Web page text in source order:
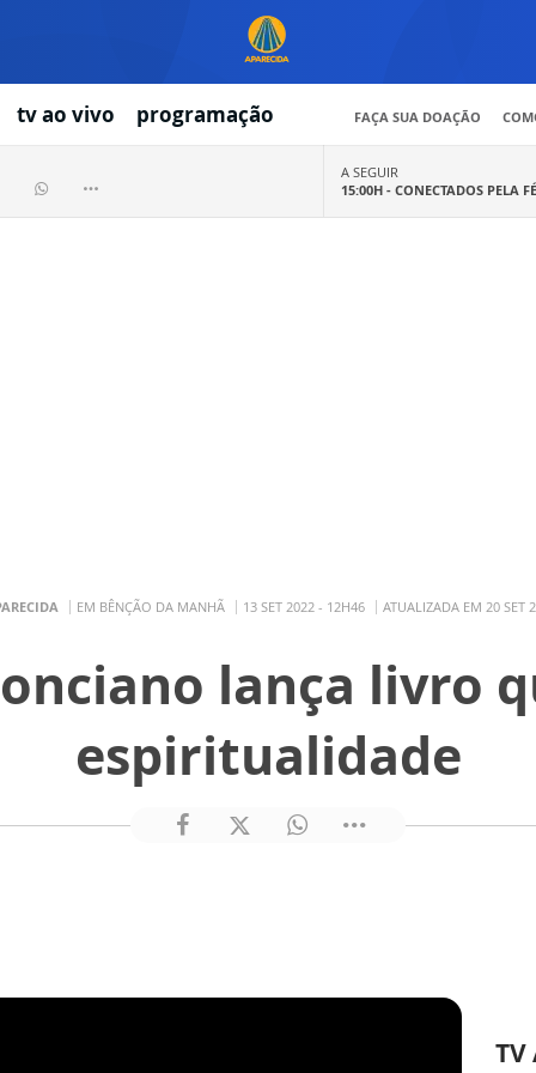
tv ao vivo programação FAÇA SUA DOAÇÃO
A SEGUIR
15:00H - CONECTADOS PELA FÉ
EM BÊNÇÃO DA MANHÃ 13 SET 2022 - 12H46 ATUALIZADA EM 20 SET
lança livro
espiritualidade
TV